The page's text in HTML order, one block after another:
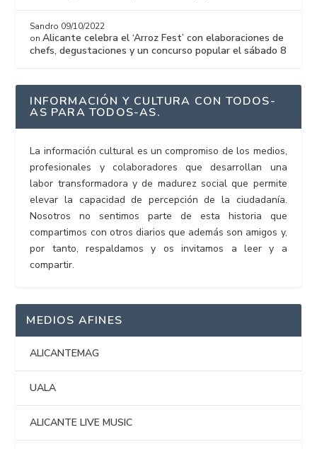
Sandro 09/10/2022
onAlicante celebra el ‘Arroz Fest’ con elaboraciones de
chefs, degustaciones y un concurso popular el sábado 8
INFORMACIÓN Y CULTURA CON TODOS-
AS PARA TODOS-AS.
La información cultural es un compromiso de los medios,
profesionales y colaboradores que desarrollan una
labor transformadora y de madurez social que permite
elevar la capacidad de percepción de la ciudadanía.
Nosotros no sentimos parte de esta historia que
compartimos con otros diarios que además son amigos y,
por tanto, respaldamos y os invitamos a leer y a
compartir.
MEDIOS AFINES
ALICANTEMAG
UALA
ALICANTE LIVE MUSIC